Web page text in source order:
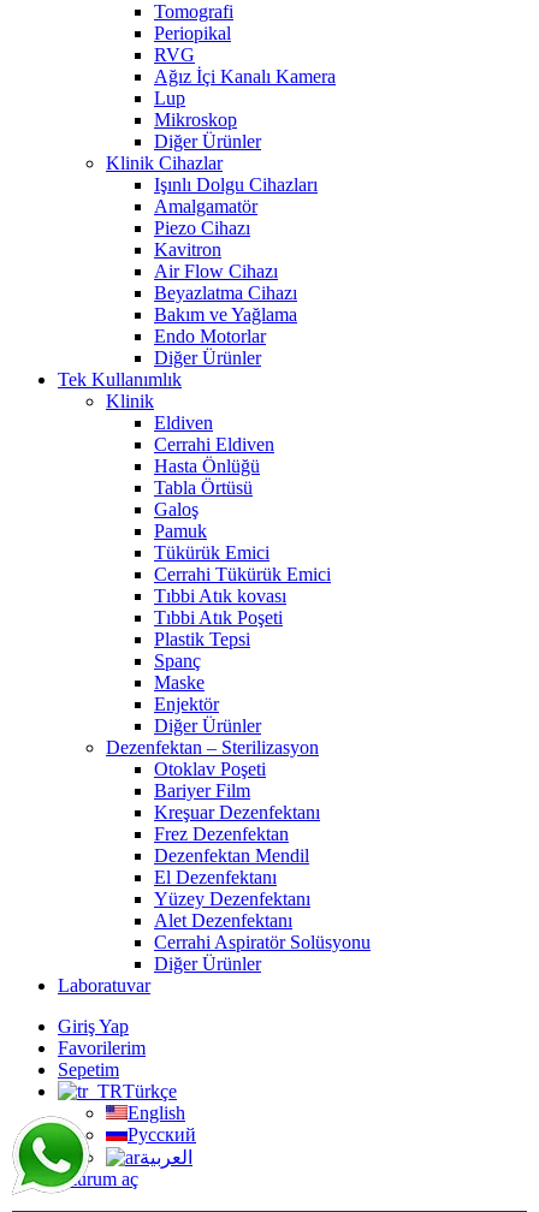
Tomografi
Periopikal
RVG
Ağız İçi Kanalı Kamera
Lup
Mikroskop
Diğer Ürünler
Klinik Cihazlar
Işınlı Dolgu Cihazları
Amalgamatör
Piezo Cihazı
Kavitron
Air Flow Cihazı
Beyazlatma Cihazı
Bakım ve Yağlama
Endo Motorlar
Diğer Ürünler
Tek Kullanımlık
Klinik
Eldiven
Cerrahi Eldiven
Hasta Önlüğü
Tabla Örtüsü
Galoş
Pamuk
Tükürük Emici
Cerrahi Tükürük Emici
Tıbbi Atık kovası
Tıbbi Atık Poşeti
Plastik Tepsi
Spanç
Maske
Enjektör
Diğer Ürünler
Dezenfektan – Sterilizasyon
Otoklav Poşeti
Bariyer Film
Kreşuar Dezenfektanı
Frez Dezenfektan
Dezenfektan Mendil
El Dezenfektanı
Yüzey Dezenfektanı
Alet Dezenfektanı
Cerrahi Aspiratör Solüsyonu
Diğer Ürünler
Laboratuvar
Giriş Yap
Favorilerim
Sepetim
Türkçe
English
Русский
العربية
Oturum aç